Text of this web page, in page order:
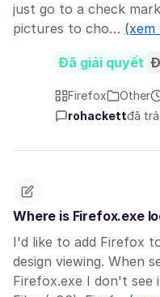
just go to a check
pictures to cho… (xem
Đã giải quyết
Firefox Other
rohackettđã
Where is Firefox.exe
I'd like to add Firefox
design viewing. When
Firefox.exe I don't see